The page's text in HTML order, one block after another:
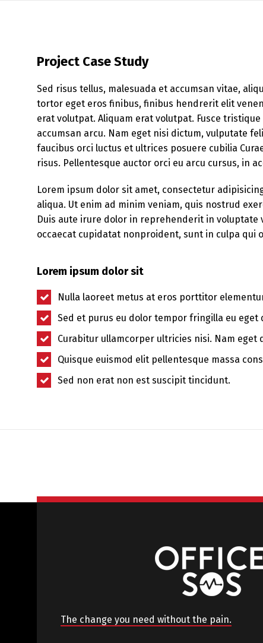
Project Case Study
Sed risus tellus, malesuada et accumsan vitae,
tortor eget eros finibus, finibus hendrerit elit
erat volutpat. Aliquam erat volutpat. Fusce
accumsan arcu. Nam eget nisi dictum, vulputate
faucibus orci luctus et ultrices posuere cubilia
risus. Pellentesque auctor orci eu arcu cursus, in
Lorem ipsum dolor sit amet, consectetur
aliqua. Ut enim ad minim veniam, quis nostrud
Duis aute irure dolor in reprehenderit in
occaecat cupidatat nonproident, sunt in culpa qui
Lorem ipsum dolor sit
Nulla laoreet metus at eros porttitor
Sed et purus eu dolor tempor fringilla eu eget
Curabitur ullamcorper ultricies nisi. Nam eget
Quisque euismod elit pellentesque massa
Sed non erat non est suscipit tincidunt.
The change you need without the pain.